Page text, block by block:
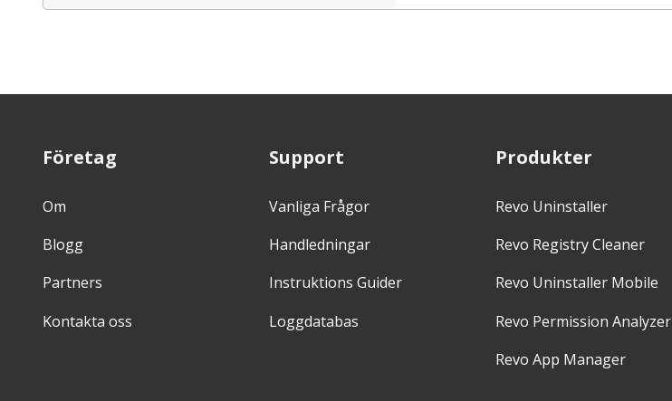
Företag
Om
Blogg
Partners
Kontakta oss
Support
Vanliga Frågor
Handledningar
Instruktions Guider
Loggdatabas
Produkter
Revo Uninstaller
Revo Registry Cleaner
Revo Uninstaller Mobile
Revo Permission Analyzer
Revo App Manager